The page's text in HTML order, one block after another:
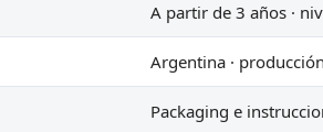
A partir de 3 años ·
Argentina ·
Packaging e